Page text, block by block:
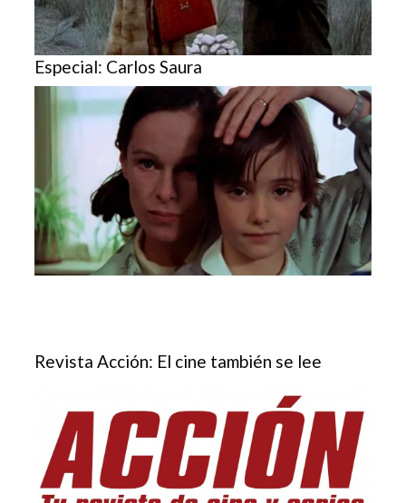
Especial: Carlos Saura
Revista Acción: El cine también se lee